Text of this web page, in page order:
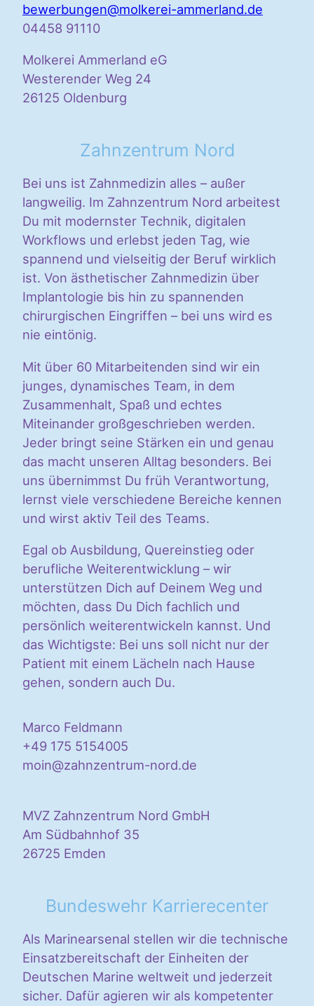
bewerbungen@molkerei-ammerland.de
04458 91110
Molkerei Ammerland eG
Westerender Weg 24
26125 Oldenburg
Zahnzentrum Nord
Bei uns ist Zahnmedizin alles – außer
langweilig. Im Zahnzentrum Nord arbeitest
Du mit modernster Technik, digitalen
Workflows und erlebst jeden Tag, wie
spannend und vielseitig der Beruf wirklich
ist. Von ästhetischer Zahnmedizin über
Implantologie bis hin zu spannenden
chirurgischen Eingriffen – bei uns wird es
nie eintönig.
Mit über 60 Mitarbeitenden sind wir ein
junges, dynamisches Team, in dem
Zusammenhalt, Spaß und echtes
Miteinander großgeschrieben werden.
Jeder bringt seine Stärken ein und genau
das macht unseren Alltag besonders. Bei
uns übernimmst Du früh Verantwortung,
lernst viele verschiedene Bereiche kennen
und wirst aktiv Teil des Teams.
Egal ob Ausbildung, Quereinstieg oder
berufliche Weiterentwicklung – wir
unterstützen Dich auf Deinem Weg und
möchten, dass Du Dich fachlich und
persönlich weiterentwickeln kannst. Und
das Wichtigste: Bei uns soll nicht nur der
Patient mit einem Lächeln nach Hause
gehen, sondern auch Du.
Marco Feldmann
+49 175 5154005
moin@zahnzentrum-nord.de
MVZ Zahnzentrum Nord GmbH
Am Südbahnhof 35
26725 Emden
Bundeswehr Karrierecenter
Als Marinearsenal stellen wir die technische
Einsatzbereitschaft der Einheiten der
Deutschen Marine weltweit und jederzeit
sicher. Dafür agieren wir als kompetenter